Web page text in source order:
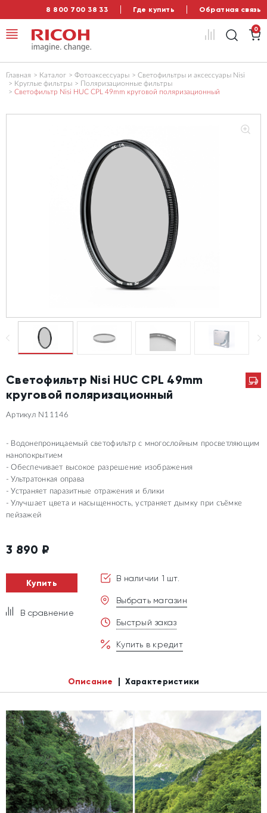
8 800 700 38 33 Где купить Обратная связь
0
Главная Каталог Фотоаксессуары
Светофильтры и аксессуары Nisi
Круглые фильтры
Поляризационные фильтры
Светофильтр Nisi HUC CPL 49mm круговой поляризационный
Светофильтр Nisi HUC CPL 49mm
круговой поляризационный
Артикул N11146
Водонепроницаемый светофильтр с многослойным просветляющим
нанопокрытием
Обеспечивает высокое разрешение изображения
Ультратонкая оправа
Устраняет паразитные отражения и блики
Улучшает цвета и насыщенность, устраняет дымку при съёмке
пейзажей
3 890 ₽
Купить
В сравнение
В наличии 1 шт.
Выбрать магазин
Быстрый заказ
Купить в кредит
Описание Характеристики